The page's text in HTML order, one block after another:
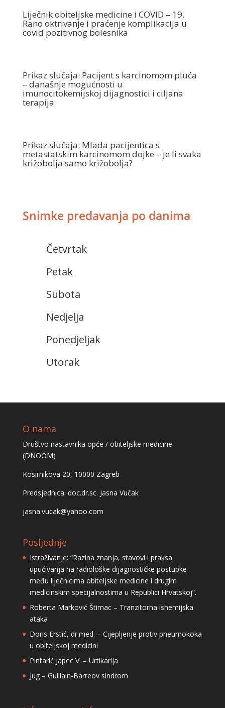
Liječnik obiteljske medicine i COVID – 19.
Rano oktrivanje i praćenje komplikacija u
covid pozitivnog bolesnika
Prikaz slučaja: Pacijent s karcinomom pluća
– današnje mogućnosti u
imunocitokemijskoj dijagnostici i ciljana
terapija
Prikaz slučaja: Mlada pacijentica s
metastatskim karcinomom dojke – je li svaka
križobolja samo križobolja?
Snimke predavanja po danima
Četvrtak
Petak
Subota
Nedjelja
Ponedjeljak
Utorak
O nama
Društvo nastavnika opće / obiteljske medicine
(DNOOM)
Kosirnikova 20, 10000 Zagreb
Predsjednica: doc.dr.sc. Jasna Vučak
jasna.vucak@yahoo.com
Posljednje
Istraživanje: “Razina znanja, stavovi i praksa
upućivanja na radiološke dijagnostičke postupke
među liječnicima obiteljske medicine i drugim
medicinskim specijalnostima u Republici Hrvatskoj”.
Roberta Marković Štimac – Tranzitorna ishemijska
ataka
Doris Erstić, dr.med. – Cijepljenje protiv pneumokoka
u obiteljskoj medicini
Pintarić Japec V. – Urtikarija
Jug – Guillain-Barreov sindrom